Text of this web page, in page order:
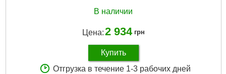
В наличии
Цена:2 934 грн
Купить
Отгрузка в течение 1-3 рабочих дней